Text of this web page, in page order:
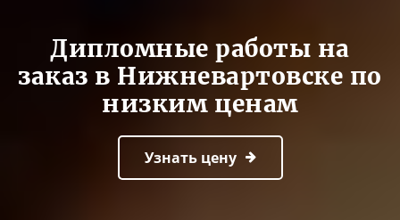
Дипломные работы на
заказ в Нижневартовске по
низким ценам
Узнать цену